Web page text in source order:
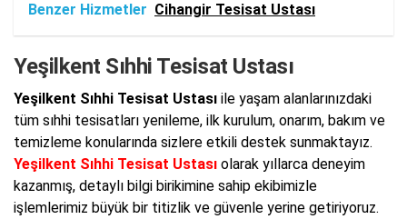
Benzer Hizmetler Cihangir Tesisat Ustası
Yeşilkent Sıhhi Tesisat Ustası
Yeşilkent Sıhhi Tesisat Ustası ile yaşam alanlarınızdaki
tüm sıhhi tesisatları yenileme, ilk kurulum, onarım, bakım ve
temizleme konularında sizlere etkili destek sunmaktayız.
Yeşilkent Sıhhi Tesisat Ustası olarak yıllarca deneyim
kazanmış, detaylı bilgi birikimine sahip ekibimizle
işlemlerimiz büyük bir titizlik ve güvenle yerine getiriyoruz.